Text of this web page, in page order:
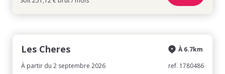
Les Cheres
À partir du 2 septembre 2026
À 6.7km
ref. 1780486